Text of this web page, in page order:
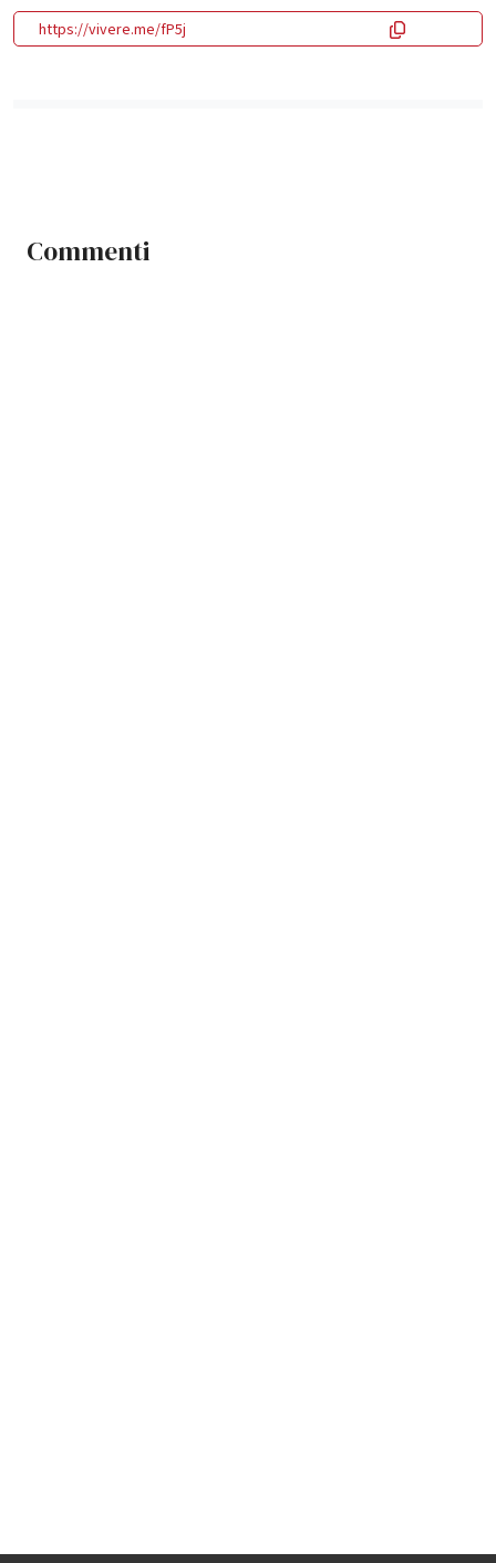
https://vivere.me/fP5j
Commenti